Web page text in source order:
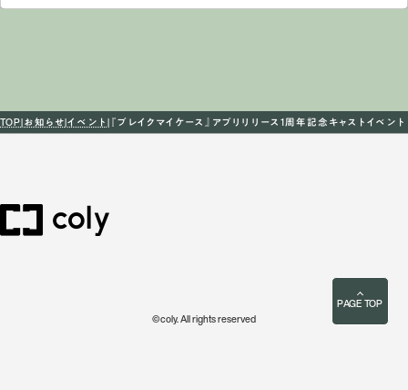
TOP お知らせイベント 『ブレイクマイケース』アプリリリース1周年記念キャストイ
PAGE TOP
©coly. All rights reserved